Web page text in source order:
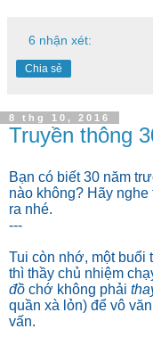
6 nhận xét:
Chia sẻ
8 thg 10, 2016
Truyền thông
Bạn có biết 30 năm
nào không? Hãy
ra nhé.
---
Tui còn nhớ, một buổi
thì thầy chủ nhiệm
đồ chớ không phải
quần xà lỏn) để vô
vấn.